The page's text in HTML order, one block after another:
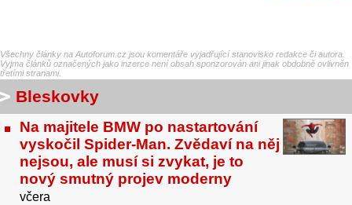
Všechny články na Autoforum.cz jsou komentáře vyjadřující stanovisko redakce či autora.
Vyjma článků označených jako inzerce není obsah sponzorován ani jinak obdobně ovlivněn
třetími stranami.
Bleskovky
Na majitele BMW po nastartování
vyskočil Spider-Man. Zvědaví na něj
nejsou, ale musí si zvykat, je to
nový smutný projev moderny
včera